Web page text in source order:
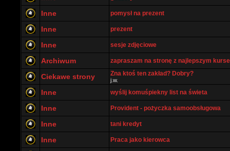
Inne pomysł na prezent
Inne prezent
Inne sesje zdjęciowe
Archiwum zapraszam na stronę z najlepszym
Ciekawe strony Zna ktoś ten zakład? Dobry?
j.w.
Inne wyślij komuśpiekny list na świeta
Inne Provident - pożyczka samoobsługowa
Inne tani kredyt
Inne Praca jako kierowca